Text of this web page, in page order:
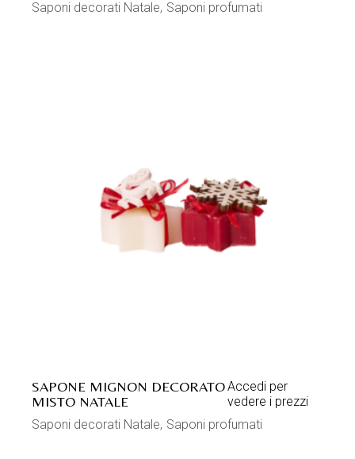
Saponi decorati Natale Saponi profumati
SAPONE MIGNON DECORATO
MISTO NATALE
Accedi per
vedere i prezzi
Saponi decorati Natale Saponi profumati